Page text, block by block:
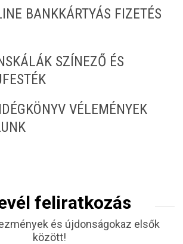
BANKKÁRTYÁS FIZETÉS
SZÍNEZŐ ÉS
VÉLEMÉNYEK
feliratkozás
és újdonságokaz elsők
között!